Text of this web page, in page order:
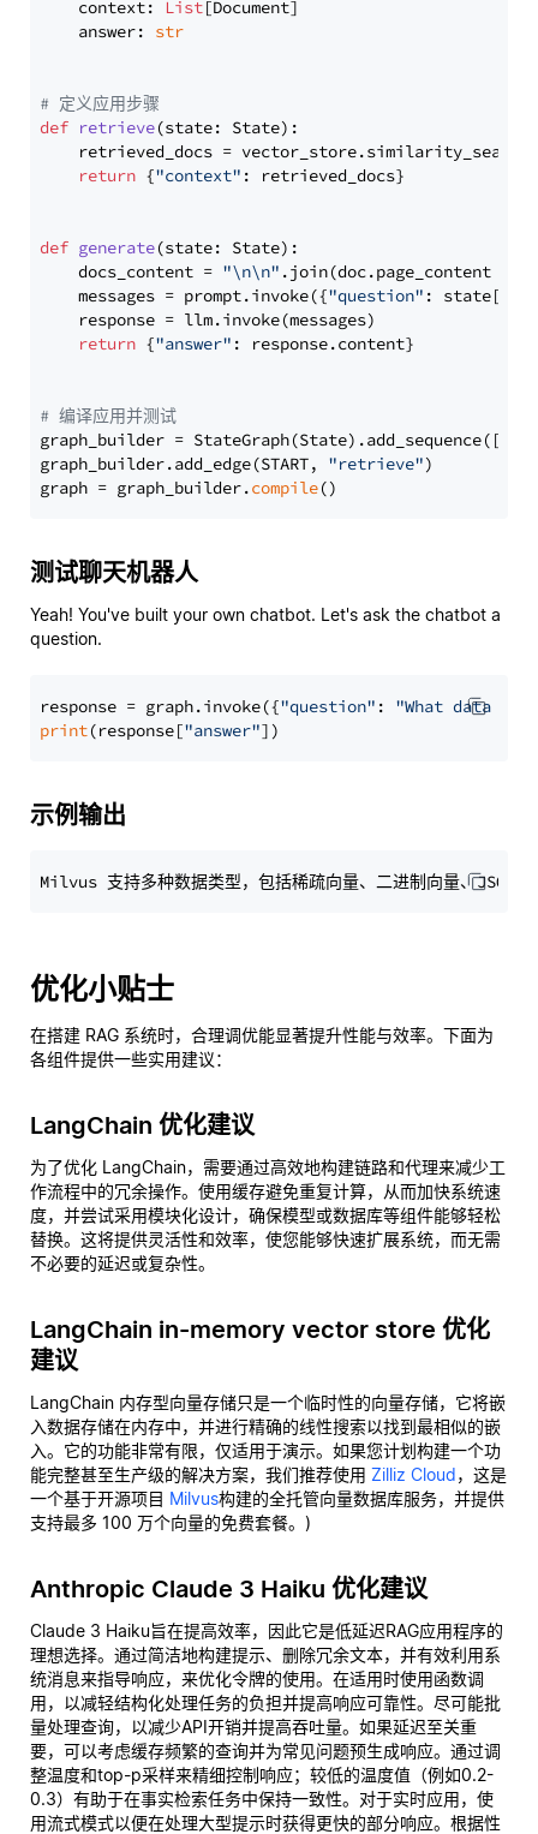
    context:
List[Document]
    answer:
str
# 定义应用步骤
def retrieve(state: State):
retrieved_docs =
return {"context" : retrieved_docs}
def generate(state: State):
    docs_content =
"\n\n" .join(doc.page_content
    messages = prompt.invoke({
"question" : state[
    response = llm.invoke(messages)
return {"answer" : response.content}
# 编译应用并测试
graph_builder =
graph_builder.add_edge(START, "retrieve")
graph = graph_builder.compile
测试聊天机器人
Yeah! You've built your own chatbot. Let's ask the chatbot a
question.
response = graph.invoke({"question" : "What data
print(response["answer"
示例输出
优化小贴士
在搭建 RAG 系统时，合理调优能显著提升性能与效率。下面为
各组件提供一些实用建议：
LangChain 优化建议
为了优化 LangChain，需要通过高效地构建链路和代理来减少工
作流程中的冗余操作。使用缓存避免重复计算，从而加快系统速
度，并尝试采用模块化设计，确保模型或数据库等组件能够轻松
替换。这将提供灵活性和效率，使您能够快速扩展系统，而无需
不必要的延迟或复杂性。
LangChain in-memory vector store 优化
建议
LangChain 内存型向量存储只是一个临时性的向量存储，它将嵌
入数据存储在内存中，并进行精确的线性搜索以找到最相似的嵌
入。它的功能非常有限，仅适用于演示。如果您计划构建一个功
能完整甚至生产级的解决方案，我们推荐使用 Zilliz Cloud，这是
一个基于开源项目 Milvus构建的全托管向量数据库服务，并提供
支持最多 100 万个向量的免费套餐。)
Anthropic Claude 3 Haiku 优化建议
Claude 3 Haiku旨在提高效率，因此它是低延迟RAG应用程序的
理想选择。通过简洁地构建提示、删除冗余文本，并有效利用系
统消息来指导响应，来优化令牌的使用。在适用时使用函数调
用，以减轻结构化处理任务的负担并提高响应可靠性。尽可能批
量处理查询，以减少API开销并提高吞吐量。如果延迟至关重
要，可以考虑缓存频繁的查询并为常见问题预生成响应。通过调
整温度和top-p采样来精细控制响应；较低的温度值（例如0.2-
0.3）有助于在事实检索任务中保持一致性。对于实时应用，使
用流式模式以便在处理大型提示时获得更快的部分响应。根据性